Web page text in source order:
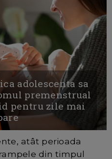
adolescenta sa
premenstrual
pentru zile mai
atât perioada
din timpul